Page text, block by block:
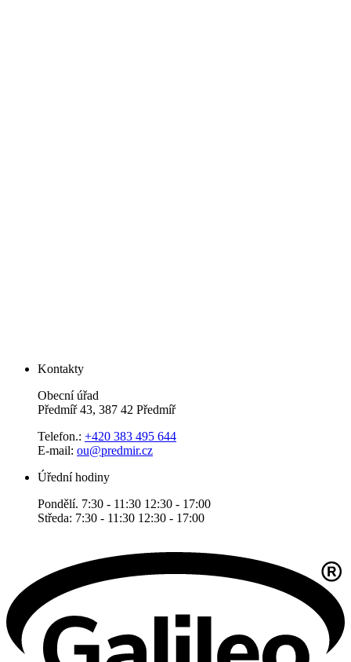
Kontakty
Obecní úřad
Předmíř 43, 387 42 Předmíř
Telefon.: +420 383 495 644
E-mail: ou@predmir.cz
Úřední hodiny
Pondělí. 7:30 - 11:30 12:30 - 17:00
Středa: 7:30 - 11:30 12:30 - 17:00